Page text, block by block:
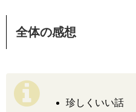
全体の感想
珍しくいい話